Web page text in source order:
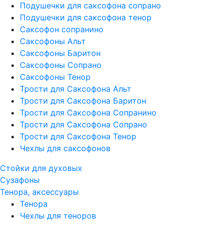
Подушечки для саксофона сопрано
Подушечки для саксофона тенор
Саксофон сопранино
Саксофоны Альт
Саксофоны Баритон
Саксофоны Сопрано
Саксофоны Тенор
Трости для Саксофона Альт
Трости для Саксофона Баритон
Трости для Саксофона Сопранино
Трости для Саксофона Сопрано
Трости для Саксофона Тенор
Чехлы для саксофонов
Стойки для духовых
Сузафоны
Тенора, аксессуары
Тенора
Чехлы для теноров